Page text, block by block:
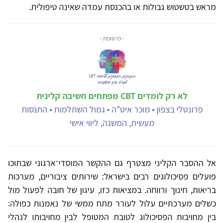
מראש בטשטוש גבולות או בהכנסת עמדה שאינה טיפולית.
- פרסומת -
לא רק לומדים CBT מפתחים חשיבה קלינית
פרונטלי בצפון • מוכר איט"ה • גמול השתלמות • התנסות
מעשית, המשגה, ליווי אישי
אל ההסבר הקליני מצטרף גם ההקשר המוסדי־ארגוני שבתוכו
פועלים פסיכולוגים רבים בישראל: שירותים ציבוריים, מערכות
בריאות, חינוך ורווחה. במציאות כזו, עיגון של חובה לפעול מול
כשלים מערכתיים עלול לעורר מתח ממשי של נאמנות כפולה:
בין מחויבות הפסיכולוג לטובת המטופל לבין מחויבותו לנהלי